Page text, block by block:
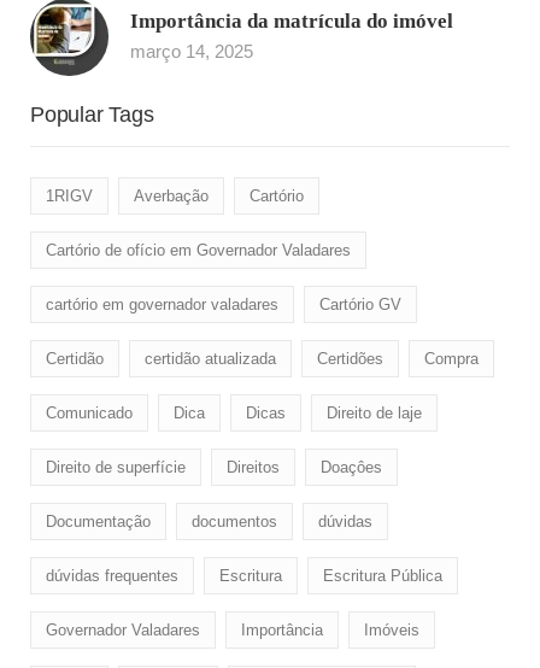
Importância da matrícula do imóvel
março 14, 2025
Popular Tags
1RIGV Averbação Cartório
Cartório de ofício em Governador Valadares
cartório em governador valadares Cartório GV
Certidão certidão atualizada Certidões Compra
Comunicado Dica Dicas Direito de laje
Direito de superfície Direitos Doaçôes
Documentação documentos dúvidas
dúvidas frequentes Escritura Escritura Pública
Governador Valadares Importância Imóveis